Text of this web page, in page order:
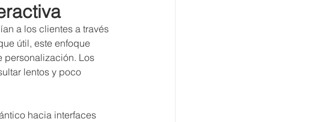
a los clientes a través
útil, este enfoque
personalización. Los
lentos y poco
hacia interfaces